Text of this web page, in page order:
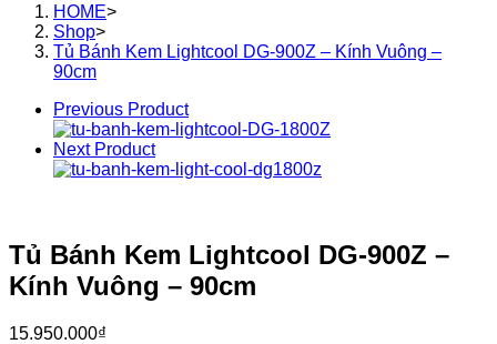
HOME>
Shop>
Tủ Bánh Kem Lightcool DG-900Z – Kính Vuông –
90cm
Previous Product
Next Product
Tủ Bánh Kem Lightcool DG-900Z –
Kính Vuông – 90cm
15.950.000₫